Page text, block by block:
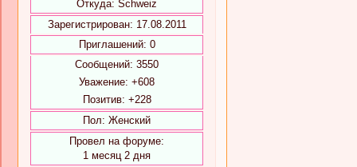
Откуда: Schweiz
Зарегистрирован: 17.08.2011
Приглашений: 0
Сообщений: 3550
Уважение: +608
Позитив: +228
Пол: Женский
Провел на форуме:
1 месяц 2 дня